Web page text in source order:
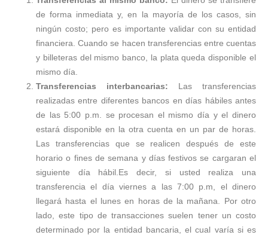
de forma inmediata y, en la mayoría de los casos, sin
ningún costo; pero es importante validar con su entidad
financiera. Cuando se hacen transferencias entre cuentas
y billeteras del mismo banco, la plata queda disponible el
mismo día.
Transferencias interbancarias: Las transferencias
realizadas entre diferentes bancos en días hábiles antes
de las 5:00 p.m. se procesan el mismo día y el dinero
estará disponible en la otra cuenta en un par de horas.
Las transferencias que se realicen después de este
horario o fines de semana y días festivos se cargaran el
siguiente día hábil. Es decir, si usted realiza una
transferencia el día viernes a las 7:00 p.m, el dinero
llegará hasta el lunes en horas de la mañana. Por otro
lado, este tipo de transacciones suelen tener un costo
determinado por la entidad bancaria, el cual varía si es